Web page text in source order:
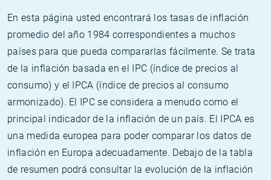
En esta página usted encontrará los tasas de inflación
promedio del año 1984 correspondientes a muchos
países para que pueda compararlas fácilmente. Se trata
de la inflación basada en el IPC (índice de precios al
consumo) y el IPCA (índice de precios al consumo
armonizado). El IPC se considera a menudo como el
principal indicador de la inflación de un país. El IPCA es
una medida europea para poder comparar los datos de
inflación en Europa adecuadamente. Debajo de la tabla
de resumen podrá consultar la evolución de la inflación